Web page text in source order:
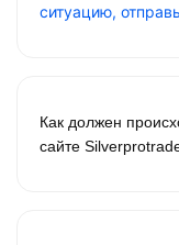
ситуацию,
Как должен
сайте